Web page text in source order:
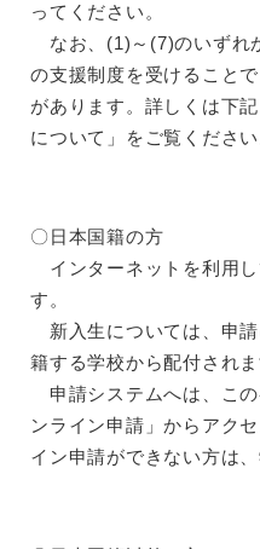
ってください。
なお、(1)～(7)のいずれ
の支援制度を受けること
があります。詳しくは下
について」をご覧ください
〇日本国籍の方
インターネットを利用
す。
新入生については、申
籍する学校から配付されま
申請システムへは、こ
ンライン申請」からアク
イン申請ができない方は